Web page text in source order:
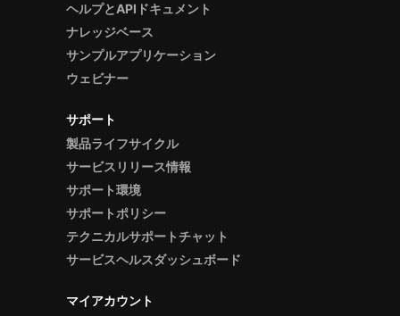
ヘルプとAPIドキュメント
ナレッジベース
サンプルアプリケーション
ウェビナー
サポート
製品ライフサイクル
サービスリリース情報
サポート環境
サポートポリシー
テクニカルサポートチャット
サービスヘルスダッシュボード
マイアカウント